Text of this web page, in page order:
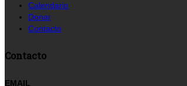
Calendario
Donar
Contacto
Contacto
EMAIL